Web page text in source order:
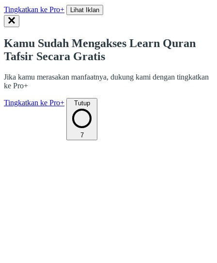
Tingkatkan ke Pro+ Lihat Iklan
Kamu Sudah Mengakses Learn Quran
Tafsir Secara Gratis
Jika kamu merasakan manfaatnya, dukung kami dengan tingkatkan
ke Pro+
Tingkatkan ke Pro+ Tutup
7